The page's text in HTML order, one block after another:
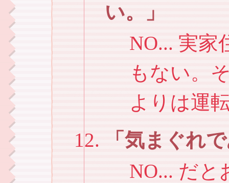
い。
NO... 実家
もない。
よりは運
気まぐれ
NO... だと